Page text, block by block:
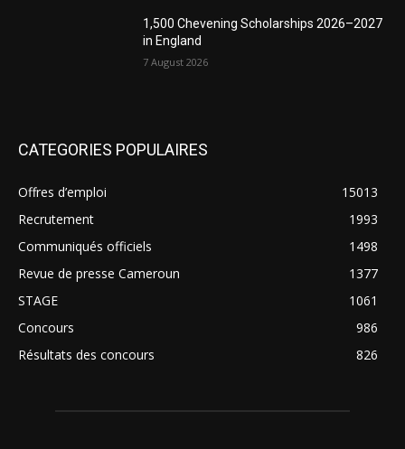
1,500 Chevening Scholarships 2026–2027
in England
7 August 2026
CATEGORIES POPULAIRES
Offres d’emploi
15013
Recrutement
1993
Communiqués officiels
1498
Revue de presse Cameroun
1377
STAGE
1061
Concours
986
Résultats des concours
826